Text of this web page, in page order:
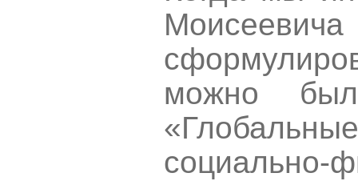
можно
социально-